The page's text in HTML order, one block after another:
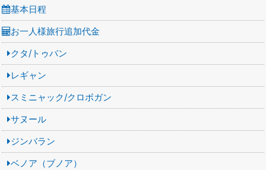
基本日程
お一人様旅行追加代金
クタ/トゥバン
レギャン
スミニャック/クロボガン
サヌール
ジンバラン
ベノア（ブノア）